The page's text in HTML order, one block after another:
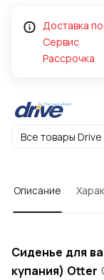
Доставка
Сервис
Рассрочка
Все товары
Описание
Сиденье для
купания) Otter